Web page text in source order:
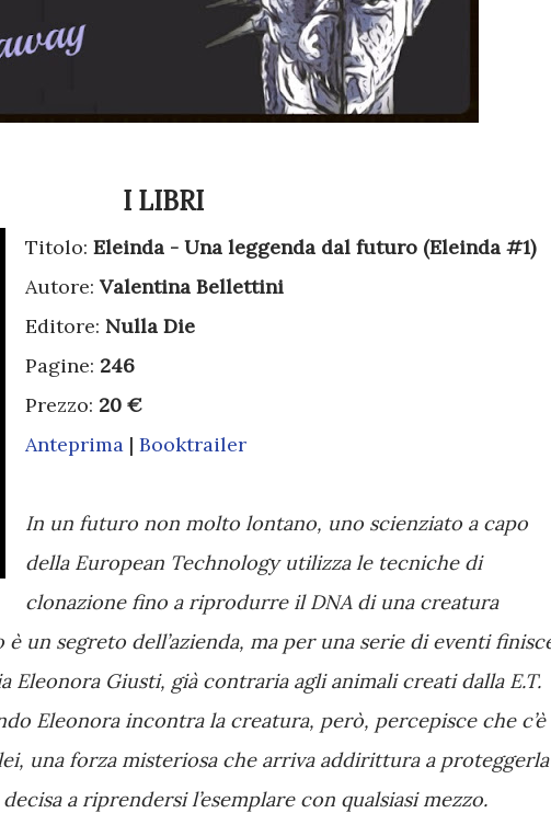
I LIBRI
Titolo: Eleinda - Una leggenda dal futuro (Eleinda #1)
Autore: Valentina Bellettini
Editore: Nulla Die
Pagine: 246
Prezzo: 20 €
Anteprima | Booktrailer
In un futuro non molto lontano, uno scienziato a capo
della European Technology utilizza le tecniche di
clonazione fino a riprodurre il DNA di una creatura
è un segreto dell’azienda, ma per una serie di eventi
Eleonora Giusti, già contraria agli animali creati dalla E.T.
Eleonora incontra la creatura, però, percepisce che c’è
una forza misteriosa che arriva addirittura a proteggerla
a riprendersi l’esemplare con qualsiasi mezzo.